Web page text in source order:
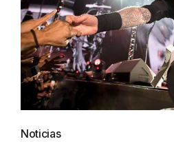
Noticias